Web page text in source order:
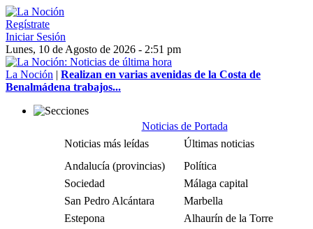
Regístrate
Iniciar Sesión
Lunes, 10 de Agosto de 2026 - 2:51 pm
La Noción | Realizan en varias avenidas de la Costa de
Benalmádena trabajos...
Noticias de Portada
Noticias más leídas
Últimas noticias
Andalucía (provincias)
Política
Sociedad
Málaga capital
San Pedro Alcántara
Marbella
Estepona
Alhaurín de la Torre